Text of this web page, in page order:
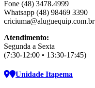
Fone (48) 3478.4999
Whatsapp (48) 98469 3390
criciuma@aluguequip.com.br
Atendimento:
Segunda a Sexta
(7:30-12:00 • 13:30-17:45)
Unidade Itapema